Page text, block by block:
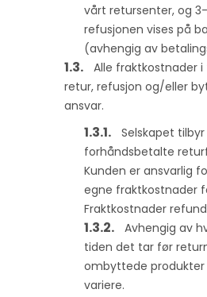
vårt retursenter, og
refusjonen vises på
(avhengig av
Alle fraktkostnader
retur, refusjon og/eller
ansvar.
Selskapet tilbyr
forhåndsbetalte
Kunden er ansvarlig
egne fraktkostnader
Fraktkostnader
Avhengig av
tiden det tar før
ombyttede
variere.